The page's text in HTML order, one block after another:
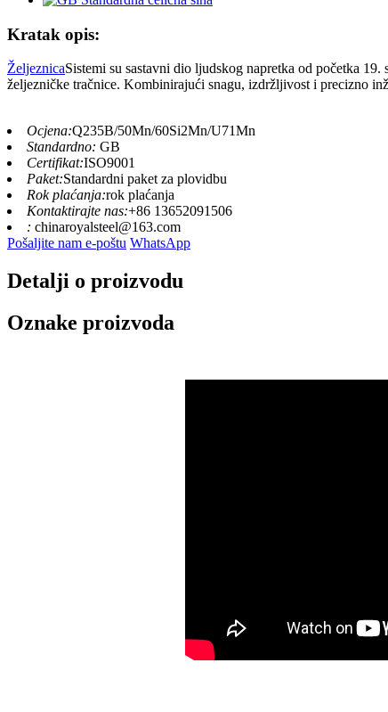
Kratak opis:
ŽeljeznicaSistemi su sastavni dio ljudskog napretka od početka
željezničke tračnice. Kombinirajući snagu, izdržljivost i precizno
Ocjena:Q235B/50Mn/60Si2Mn/U71Mn
Standardno: GB
Certifikat:ISO9001
Paket:Standardni paket za plovidbu
Rok plaćanja:rok plaćanja
Kontaktirajte nas:+86 13652091506
: chinaroyalsteel@163.com
Pošaljite nam e-poštu WhatsApp
Detalji o proizvodu
Oznake proizvoda